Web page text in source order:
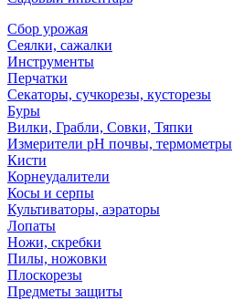
Сбор урожая
Сеялки, сажалки
Инструменты
Перчатки
Секаторы, сучкорезы, кусторезы
Буры
Вилки, Грабли, Совки, Тяпки
Измерители pH почвы, термометры
Кисти
Корнеудалители
Косы и серпы
Культиваторы, аэраторы
Лопаты
Ножи, скребки
Пилы, ножовки
Плоскорезы
Предметы защиты